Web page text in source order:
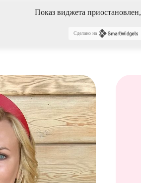
Показ виджета приостановлен,
Сделано на